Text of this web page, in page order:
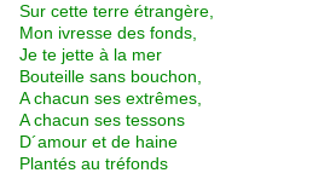
Sur cette terre étrangère,
Mon ivresse des fonds,
Je te jette à la mer
Bouteille sans bouchon,
A chacun ses extrêmes,
A chacun ses tessons
D´amour et de haine
Plantés au tréfonds